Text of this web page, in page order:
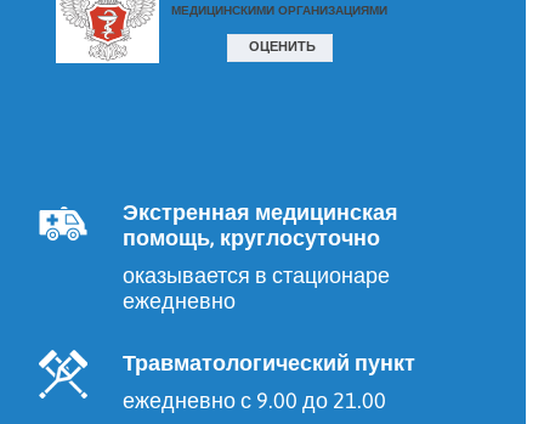
Экстренная медицинская
помощь, круглосуточно
оказывается в стационаре
ежедневно
Травматологический пункт
ежедневно с 9.00 до 21.00